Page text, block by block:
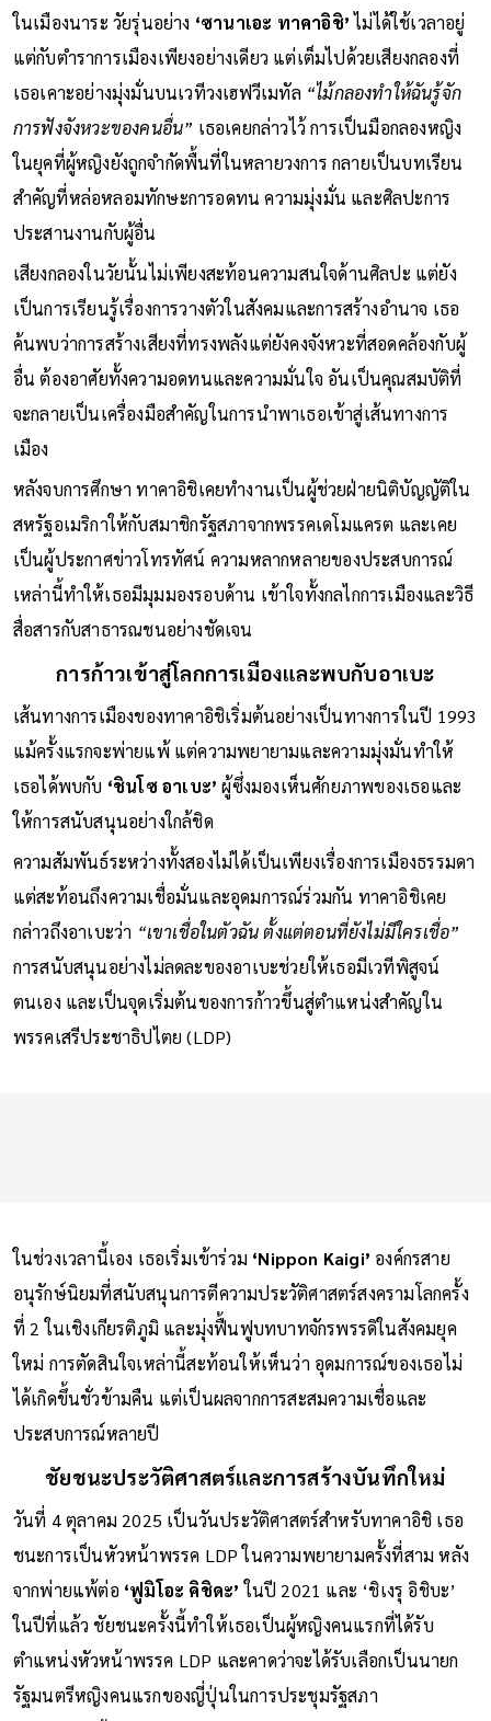
เสียงกลองที่ก้องกังวานจากวัยเยาว์
ในเมืองนาระ วัยรุ่นอย่าง ‘ซานาเอะ ทาคาอิชิ’
ไม่ได้ใช้เวลาอยู่
แต่กับตำราการเมืองเพียงอย่างเดียว แต่เต็มไปด้วยเสียงกลองที่
เธอเคาะอย่างมุ่งมั่นบนเวทีวงเฮฟวีเมทัล
“ไม้กลองทำให้ฉันรู้จัก
การฟังจังหวะของคนอื่น”
เธอเคยกล่าวไว้ การเป็นมือกลองหญิง
ในยุคที่ผู้หญิงยังถูกจำกัดพื้นที่ในหลายวงการ กลายเป็นบทเรียน
สำคัญที่หล่อหลอมทักษะการอดทน ความมุ่งมั่น และศิลปะการ
ประสานงานกับผู้อื่น
เสียงกลองในวัยนั้นไม่เพียงสะท้อนความสนใจด้านศิลปะ แต่ยัง
เป็นการเรียนรู้เรื่องการวางตัวในสังคมและการสร้างอำนาจ เธอ
ค้นพบว่าการสร้างเสียงที่ทรงพลังแต่ยังคงจังหวะที่สอดคล้องกับผู้
อื่น ต้องอาศัยทั้งความอดทนและความมั่นใจ อันเป็นคุณสมบัติที่
หลังจบการศึกษา ทาคาอิชิเคยทำงานเป็นผู้ช่วยฝ่ายนิติบัญญัติใน
สหรัฐอเมริกาให้กับสมาชิกรัฐสภาจากพรรคเดโมแครต และเคย
เป็นผู้ประกาศข่าวโทรทัศน์ ความหลากหลายของประสบการณ์
สื่อสารกับสาธารณชนอย่างชัดเจน
การก้าวเข้าสู่โลกการเมืองและพบกับอาเบะ
เส้นทางการเมืองของทาคาอิชิเริ่มต้นอย่างเป็นทางการในปี 1993
แม้ครั้งแรกจะพ่ายแพ้ แต่ความพยายามและความมุ่งมั่นทำให้
‘ชินโซ อาเบะ’
ผู้ซึ่งมองเห็นศักยภาพของเธอและ
ให้การสนับสนุนอย่างใกล้ชิด
ความสัมพันธ์ระหว่างทั้งสองไม่ได้เป็นเพียงเรื่องการเมืองธรรมดา
แต่สะท้อนถึงความเชื่อมั่นและอุดมการณ์ร่วมกัน ทาคาอิชิเคย
กล่าวถึงอาเบะว่า
“เขาเชื่อในตัวฉัน ตั้งแต่ตอนที่ยังไม่มีใครเชื่อ”
การสนับสนุนอย่างไม่ลดละของอาเบะช่วยให้เธอมีเวทีพิสูจน์
ในช่วงเวลานี้เอง เธอเริ่มเข้าร่วม ‘Nippon Kaigi’องค์กรสาย
อนุรักษ์นิยมที่สนับสนุนการตีความประวัติศาสตร์สงครามโลกครั้ง
ที่ 2 ในเชิงเกียรติภูมิ และมุ่งฟื้นฟูบทบาทจักรพรรดิในสังคมยุค
ใหม่ การตัดสินใจเหล่านี้สะท้อนให้เห็นว่า อุดมการณ์ของเธอไม่
ประสบการณ์หลายปี
ชัยชนะประวัติศาสตร์และการสร้างบันทึกใหม่
วันที่ 4 ตุลาคม 2025 เป็นวันประวัติศาสตร์สำหรับทาคาอิชิ เธอ
ชนะการเป็นหัวหน้าพรรค LDP ในความพยายามครั้งที่สาม หลัง
จากพ่ายแพ้ต่อ
ในปี 2021 และ ‘ชิเงรุ อิชิบะ’
ในปีที่แล้ว ชัยชนะครั้งนี้ทำให้เธอเป็นผู้หญิงคนแรกที่ได้รับ